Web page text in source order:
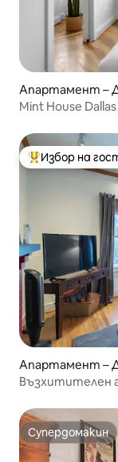
Апартамент –
Mint House
Най-популярен
Избор на
Апартамент –
Възхитителен
Супердомакин
Супердомакин